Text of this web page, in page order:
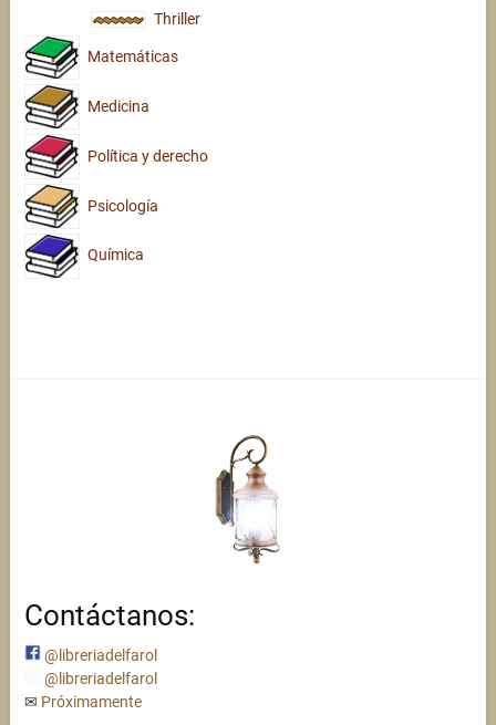
Thriller
Matemáticas
Medicina
Política y derecho
Psicología
Química
Contáctanos:
@libreriadelfarol
@libreriadelfarol
✉ Próximamente